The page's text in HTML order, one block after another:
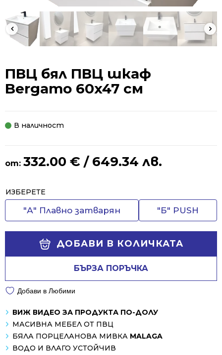
ПВЦ бял ПВЦ шкаф
Bergamo 60x47 см
В наличност
от: 332.00 € / 649.34 лв.
ИЗБЕРЕТЕ
"А" Плавно затварян "Б" PUSH
ДОБАВИ В КОЛИЧКАТА
БЪРЗА ПОРЪЧКА
Alternative:
Добави в Любими
ВИЖ ВИДЕО ЗА ПРОДУКТА ПО-ДОЛУ
МАСИВНА МЕБЕЛ ОТ ПВЦ
БЯЛА ПОРЦЕЛАНОВА МИВКА MALAGA
ВОДО И ВЛАГО УСТОЙЧИВ